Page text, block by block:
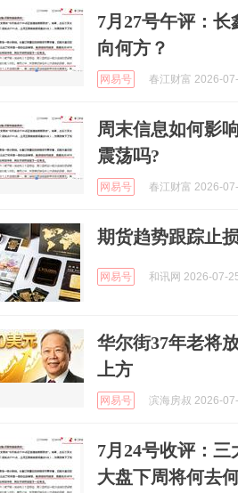
7月27号午评：
向何方？
网易号 春江财富 2026-
周末信息如何影
震荡吗?
网易号 春江财富 2026-
期货趋势跟踪止
网易号 和讯网 2026-07-
华尔街37年老将
上方
网易号 滨海房叔 2026-
7月24号收评：三
大盘下周将何去